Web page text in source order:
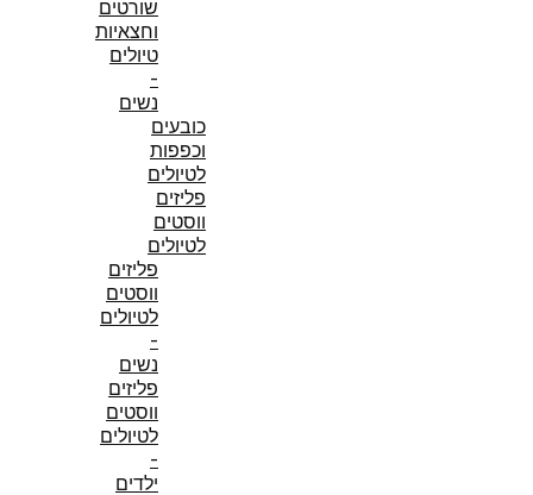
שורטים
וחצאיות
טיולים
-
נשים
כובעים
וכפפות
לטיולים
פליזים
ווסטים
לטיולים
פליזים
ווסטים
לטיולים
-
נשים
פליזים
ווסטים
לטיולים
-
ילדים